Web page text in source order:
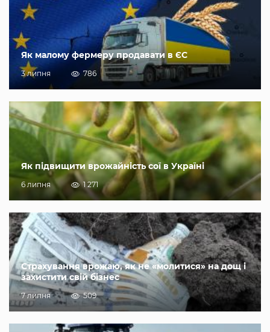
Як малому фермеру продавати в ЄС
3 липня 786
Як підвищити врожайність сої в Україні
6 липня 1 271
Страхування врожаю, як не «молитися» на дощ і
захистити свій бізнес
7 липня 509